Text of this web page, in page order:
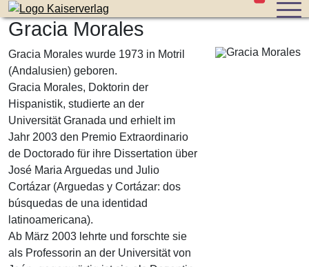
Zum Inhalt der Seite springen Stücke im
Gracia Morales
Gracia Morales wurde 1973 in Motril
(Andalusien) geboren.
Gracia Morales, Doktorin der
Hispanistik, studierte an der
Universität Granada und erhielt im
Jahr 2003 den Premio Extraordinario
de Doctorado für ihre Dissertation über
José Maria Arguedas und Julio
Cortázar (Arguedas y Cortázar: dos
búsquedas de una identidad
latinoamericana).
Ab März 2003 lehrte und forschte sie
als Professorin an der Universität von